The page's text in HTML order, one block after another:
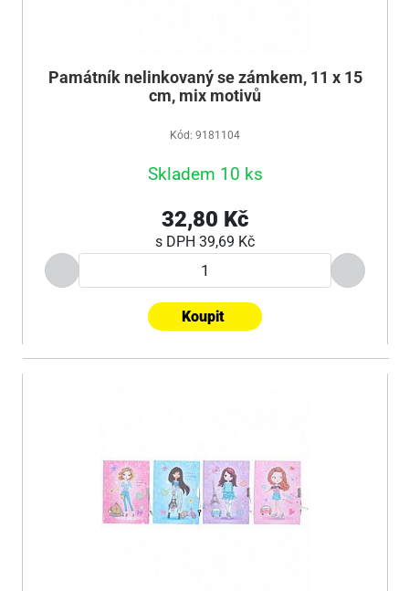
Památník nelinkovaný se zámkem, 11 x 15
cm, mix motivů
Kód: 9181104
Skladem 10 ks
32,80 Kč
s DPH 39,69 Kč
Koupit